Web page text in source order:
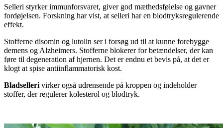
Selleri styrker immunforsvaret, giver god mæthedsfølelse og gavner
fordøjelsen. Forskning har vist, at selleri har en blodtryksregulerende
effekt.
Stofferne disomin og lutolin ser i forsøg ud til at kunne forebygge
demens og Alzheimers. Stofferne blokerer for betændelser, der kan
føre til degeneration af hjernen. Det er endnu et bevis på, at det er
klogt at spise antiinflammatorisk kost.
Bladselleri virker også udrensende på kroppen og indeholder
stoffer, der regulerer kolesterol og blodtryk.